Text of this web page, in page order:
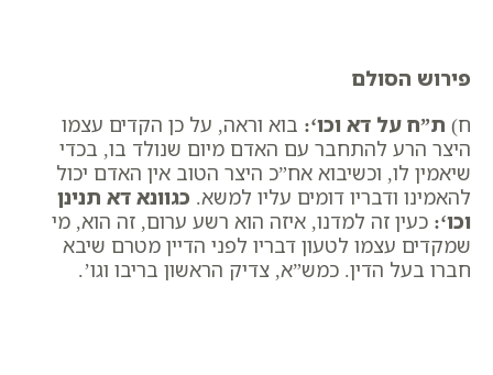
פירוש הסולם
ח) ת”ח על דא וכו‘: בוא וראה, על כן הקדים עצמו
היצר הרע להתחבר עם האדם מיום שנולד בו, בכדי
שיאמין לו, וכשיבוא אח”כ היצר הטוב אין האדם יכול
להאמינו ודבריו דומים עליו למשא. כגוונא דא תנינן
וכו‘: כעין זה למדנו, ​איזה הוא רשע ערום, זה הוא, מי
שמקדים עצמו לטעון דבריו לפני הדיין מטרם שיבא
חברו בעל הדין. כמש”א, ​צדיק הראשון בריבו וגו’.